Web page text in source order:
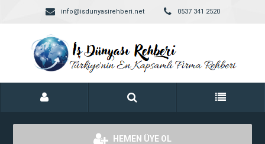
info@isdunyasirehberi.net 0537 341 2520
HEMEN ÜYE OL